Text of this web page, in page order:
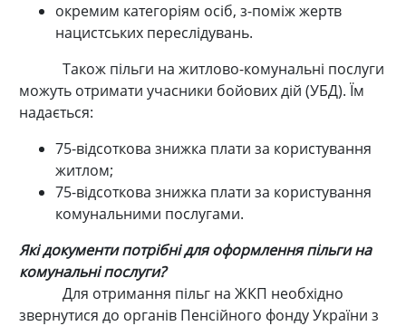
окремим категоріям осіб, з-поміж жертв
нацистських переслідувань.
Також пільги на житлово-комунальні послуги
можуть отримати учасники бойових дій (УБД). Їм
надається:
75-відсоткова знижка плати за користування
житлом;
75-відсоткова знижка плати за користування
комунальними послугами.
Які документи потрібні для оформлення пільги на
комунальні послуги?
Для отримання пільг на ЖКП необхідно
звернутися до органів Пенсійного фонду України з